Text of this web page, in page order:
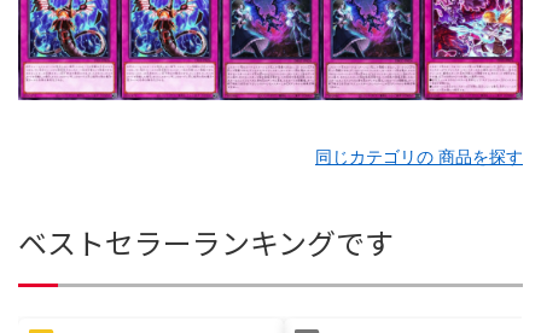
同じカテゴリの 商品を探す
ベストセラーランキングです